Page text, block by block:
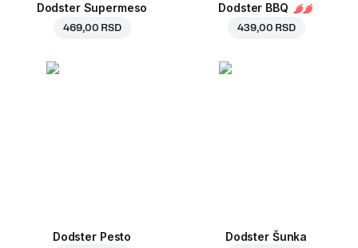
Dodster Supermeso
469,00 RSD
Dodster BBQ
439,00 RSD
Dodster Pesto Dodster Šunka